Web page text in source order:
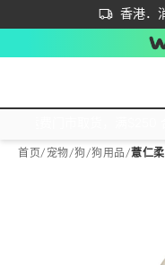
香港．
立即成
首次APP下单
首页/ 宠物/狗/狗用品/薏仁